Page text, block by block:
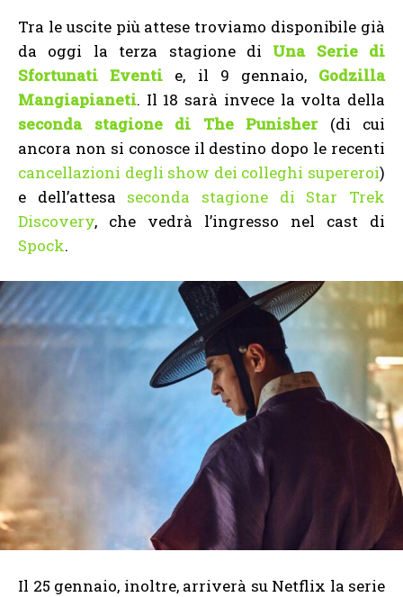
Tra le uscite più attese troviamo disponibile già
da oggi la terza stagione di Una Serie di
Sfortunati Eventi e, il 9 gennaio, Godzilla
Mangiapianeti. Il 18 sarà invece la volta della
seconda stagione di The Punisher(di cui
ancora non si conosce il destino dopo le recenti
cancellazioni degli show dei colleghi supereroi)
e dell’attesa seconda stagione di Star Trek
Discovery, che vedrà l’ingresso nel cast di
Spock.
Il 25 gennaio, inoltre, arriverà su Netflix la serie